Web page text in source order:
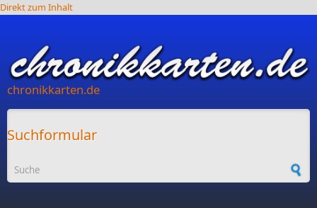
Direkt zum Inhalt
chronikkarten.de
Suchformular